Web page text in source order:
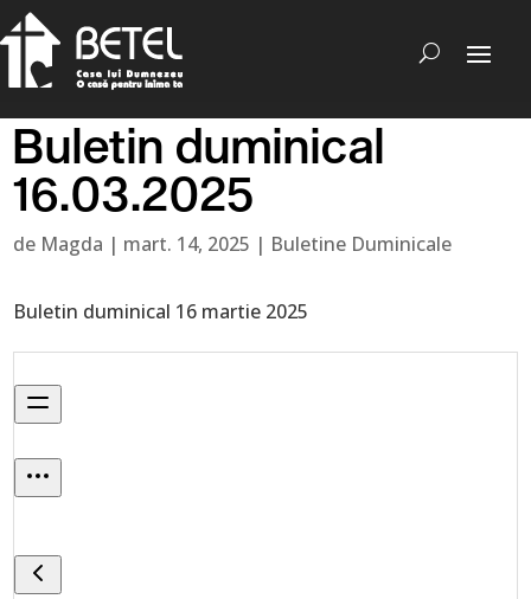
Buletin duminical
16.03.2025
de Magda | mart. 14, 2025 | Buletine Duminicale
Buletin duminical 16 martie 2025